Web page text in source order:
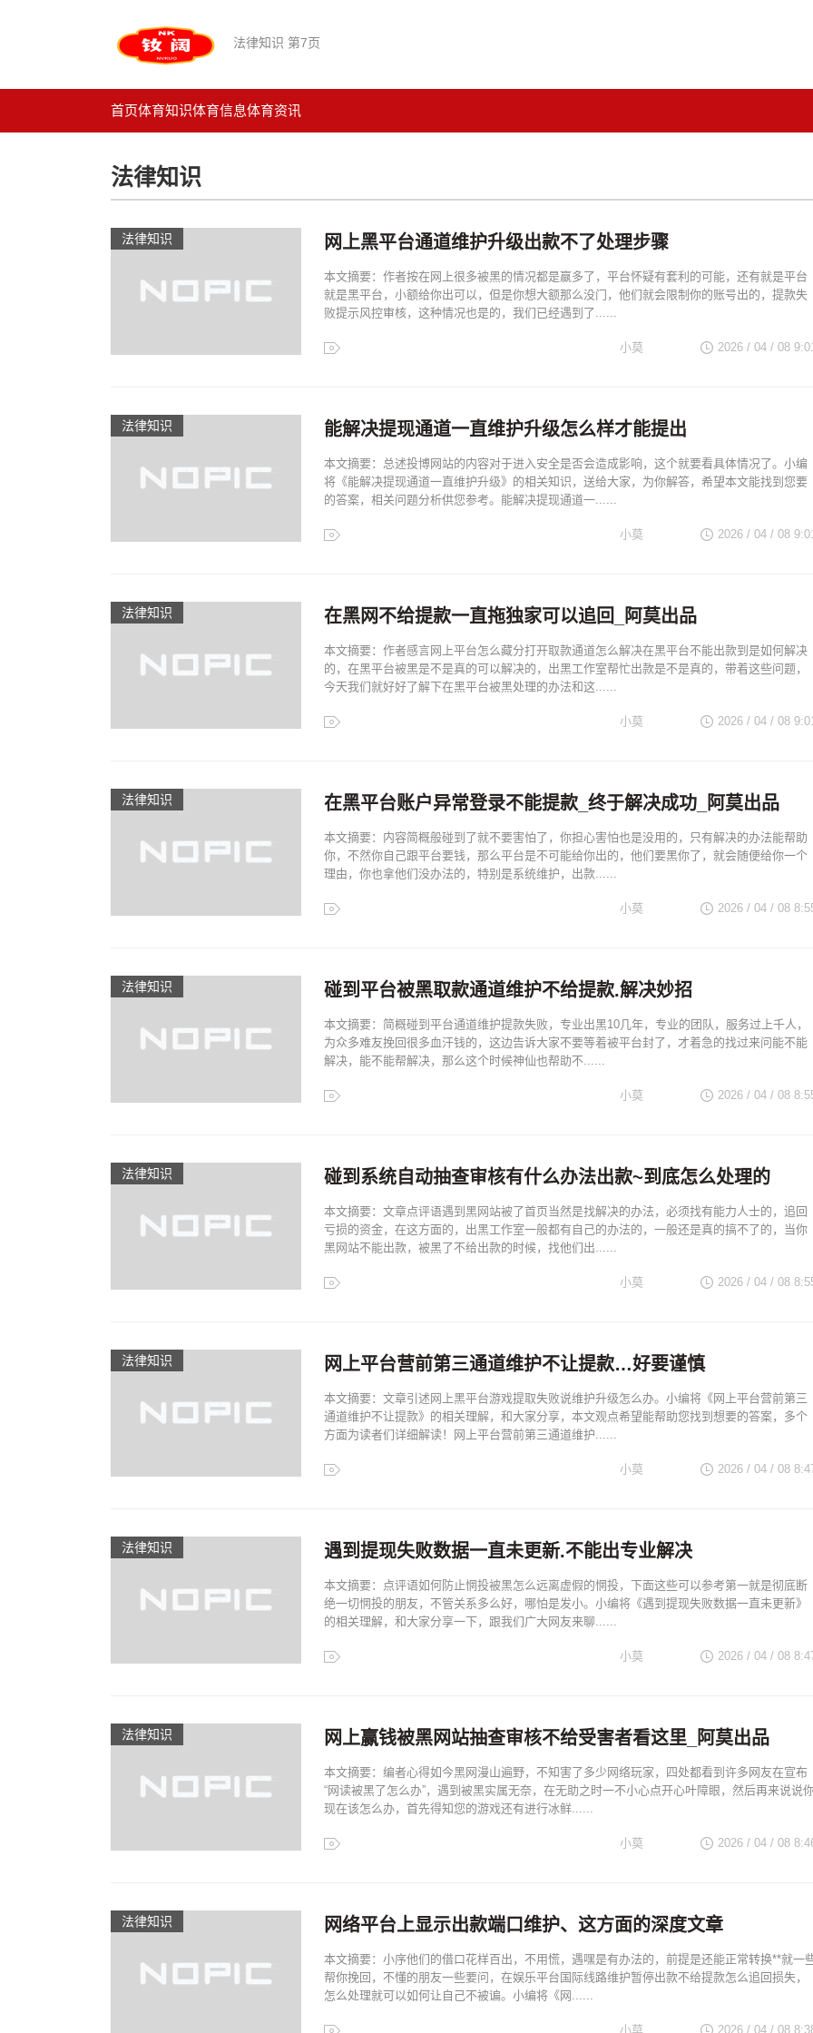
法律知识 第7页
首页体育知识体育信息体育资讯
法律知识
法律知识 网上黑平台通道维护升级出款不了处理步骤
本文摘要：作者按在网上很多被黑的情况都是嬴多了，平台怀疑有套利的可能，还有就是平台
就是黑平台，小额给你出可以，但是你想大额那么没门，他们就会限制你的账号出的，提款失
败提示风控审核，这种情况也是的，我们已经遇到了......
2026 / 04 / 08
小莫
法律知识 能解决提现通道一直维护升级怎么样才能提出
本文摘要：总述投博网站的内容对于进入安全是否会造成影响，这个就要看具体情况了。小编
将《能解决提现通道一直维护升级》的相关知识，送给大家，为你解答，希望本文能找到您要
的答案，相关问题分析供您参考。能解决提现通道一......
2026 / 04 / 08
小莫
法律知识 在黑网不给提款一直拖独家可以追回_阿莫出品
本文摘要：作者感言网上平台怎么藏分打开取款通道怎么解决在黑平台不能出款到是如何解决
的，在黑平台被黑是不是真的可以解决的，出黑工作室帮忙出款是不是真的，带着这些问题，
今天我们就好好了解下在黑平台被黑处理的办法和这......
2026 / 04 / 08
小莫
法律知识 在黑平台账户异常登录不能提款_终于解决成功_阿莫出品
本文摘要：内容简概般碰到了就不要害怕了，你担心害怕也是没用的，只有解决的办法能帮助
你，不然你自己跟平台要钱，那么平台是不可能给你出的，他们要黑你了，就会随便给你一个
理由，你也拿他们没办法的，特别是系统维护，出款......
2026 / 04 / 08
小莫
法律知识 碰到平台被黑取款通道维护不给提款.解决妙招
本文摘要：简概碰到平台通道维护提款失败，专业出黑10几年，专业的团队，服务过上千人，
为众多难友挽回很多血汗钱的，这边告诉大家不要等着被平台封了，才着急的找过来问能不能
解决，能不能帮解决，那么这个时候神仙也帮助不......
2026 / 04 / 08
小莫
法律知识 碰到系统自动抽查审核有什么办法出款~到底怎么处理的
本文摘要：文章点评语遇到黑网站被了首页当然是找解决的办法，必须找有能力人士的，追回
亏损的资金，在这方面的，出黑工作室一般都有自己的办法的，一般还是真的搞不了的，当你
黑网站不能出款，被黑了不给出款的时候，找他们出......
2026 / 04 / 08
小莫
法律知识 网上平台营前第三通道维护不让提款…好要谨慎
本文摘要：文章引述网上黑平台游戏提取失败说维护升级怎么办。小编将《网上平台营前第三
通道维护不让提款》的相关理解，和大家分享，本文观点希望能帮助您找到想要的答案，多个
方面为读者们详细解读！网上平台营前第三通道维护......
2026 / 04 / 08
小莫
法律知识 遇到提现失败数据一直未更新.不能出专业解决
本文摘要：点评语如何防止惘投被黑怎么远离虚假的惘投，下面这些可以参考第一就是彻底断
绝一切惘投的朋友，不管关系多么好，哪怕是发小。小编将《遇到提现失败数据一直未更新》
的相关理解，和大家分享一下，跟我们广大网友来聊......
2026 / 04 / 08
小莫
法律知识 网上赢钱被黑网站抽查审核不给受害者看这里_阿莫出品
本文摘要：编者心得如今黑网漫山遍野，不知害了多少网络玩家，四处都看到许多网友在宣布
“网读被黑了怎么办”，遇到被黑实属无奈，在无助之时一不小心点开心叶障眼，然后再来说说
现在该怎么办，首先得知您的游戏还有进行冰鲜......
2026 / 04 / 08
小莫
法律知识 网络平台上显示出款端口维护、这方面的深度文章
本文摘要：小序他们的借口花样百出，不用慌，遇嘿是有办法的，前提是还能正常转换**就一
帮你挽回，不懂的朋友一些要问，在娱乐平台国际线路维护暂停出款不给提款怎么追回损失，
怎么处理就可以如何让自己不被谝。小编将《网......
2026 / 04 / 08
小莫